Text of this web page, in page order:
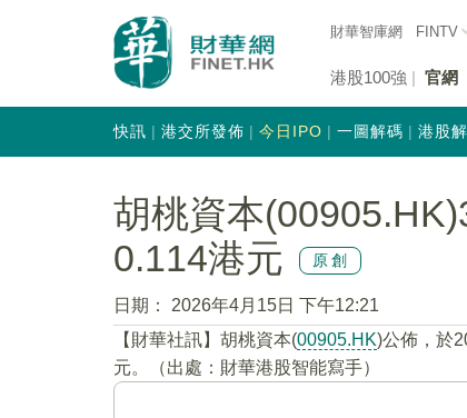
財華智庫網 FINTV
港股100強 官網
快訊 港交所發佈 今日IPO 一圖解碼 港股
胡桃資本
0.114港元
原創
日期：
2026年4月15日 下午12:21
【財華社訊】胡桃資本(00905.HK)公佈，於
元。（出處：財華港股智能寫手）